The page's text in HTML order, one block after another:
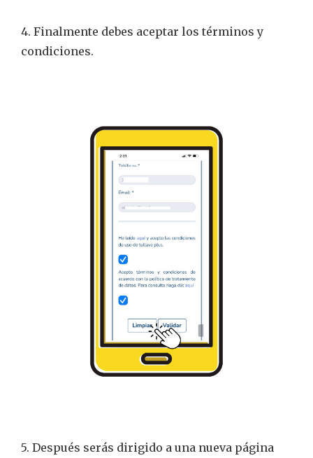
4. Finalmente debes aceptar los términos y
condiciones.
5. Después serás dirigido a una nueva página